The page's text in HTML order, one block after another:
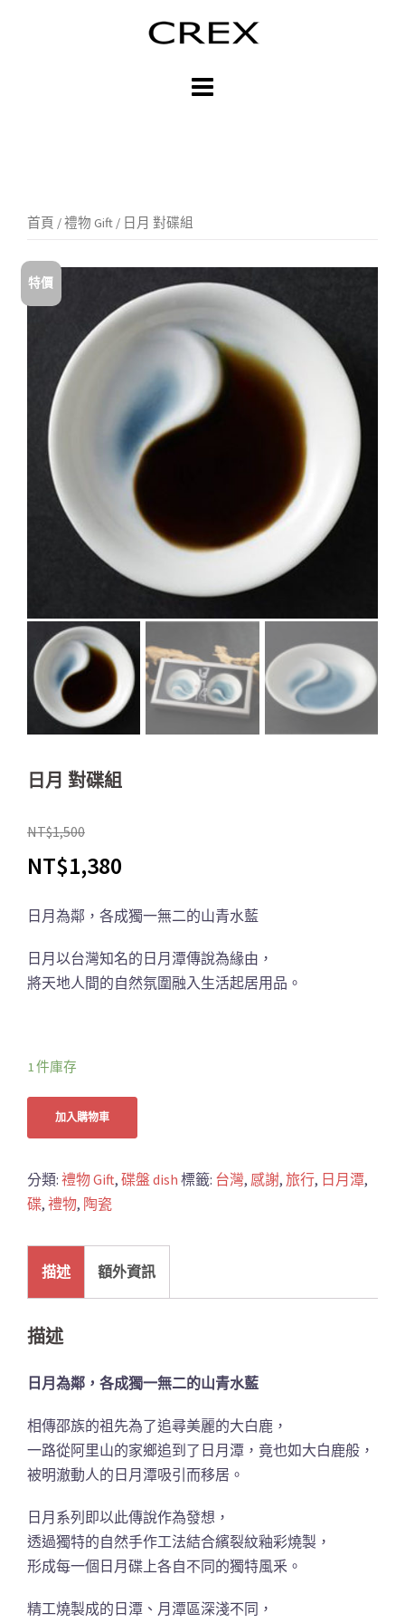
首頁 /禮物 Gift / 日月 對碟組
特價
日月 對碟組
NT$1,500
NT$1,380
日月為鄰，各成獨一無二的山青水藍
日月以台灣知名的日月潭傳說為緣由，
將天地人間的自然氛圍融入生活起居用品。
1 件庫存
加入購物車
分類: 禮物 Gift, 碟盤 dish 標籤: 台灣, 感謝, 旅行, 日月潭,
碟, 禮物, 陶瓷
描述 額外資訊
描述
日月為鄰，各成獨一無二的山青水藍
相傳邵族的祖先為了追尋美麗的大白鹿，
一路從阿里山的家鄉追到了日月潭，竟也如大白鹿般，
被明澈動人的日月潭吸引而移居。
日月系列即以此傳說作為發想，
透過獨特的自然手作工法結合繽裂紋釉彩燒製，
形成每一個日月碟上各自不同的獨特風釆。
精工燒製成的日潭、月潭區深淺不同，